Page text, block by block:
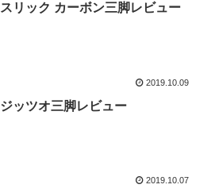
スリック カーボン三脚レビュー
2019.10.09
ジッツオ三脚レビュー
2019.10.07